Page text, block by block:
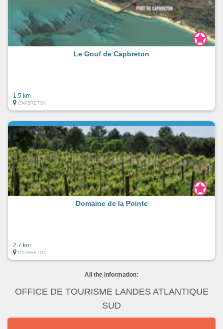
Le Gouf de Capbreton
1.5 km
CAPBRETON
Domaine de la Pointe
2.7 km
CAPBRETON
All the information:
OFFICE DE TOURISME LANDES ATLANTIQUE
SUD